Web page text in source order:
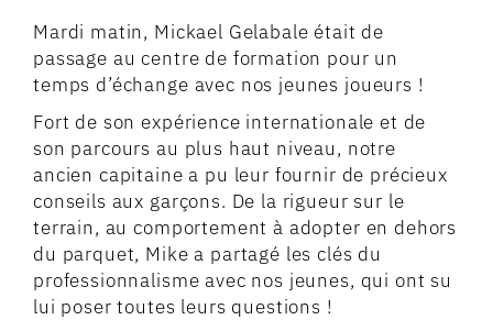
Mardi matin, Mickael Gelabale était de
passage au centre de formation pour un
temps d’échange avec nos jeunes joueurs !
Fort de son expérience internationale et de
son parcours au plus haut niveau, notre
ancien capitaine a pu leur fournir de précieux
conseils aux garçons. De la rigueur sur le
terrain, au comportement à adopter en dehors
du parquet, Mike a partagé les clés du
professionnalisme avec nos jeunes, qui ont su
lui poser toutes leurs questions !